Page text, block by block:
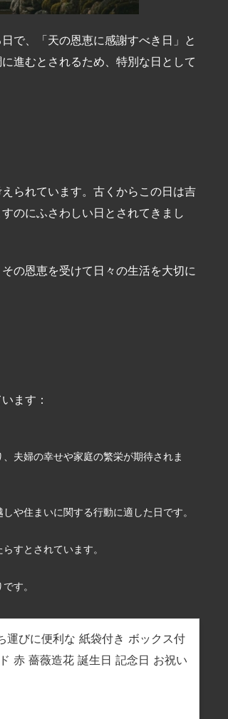
で、「天の恩恵に感謝すべき日」と
進むとされるため、特別な日として
られています。古くからこの日は吉
のにふさわしい日とされてきまし
の恩恵を受けて日々の生活を大切に
ます：
夫婦の幸せや家庭の繁栄が期待されま
や住まいに関する行動に適した日です。
すとされています。
す。
びに便利な 紙袋付き ボックス付
赤 薔薇造花 誕生日 記念日 お祝い